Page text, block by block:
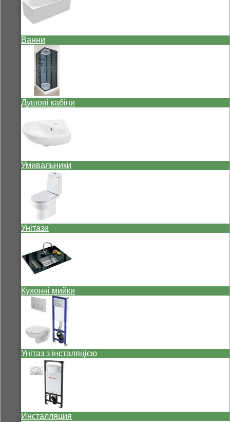
Ванни
Душові кабіни
Умивальники
Унітази
Кухонні мийки
Унітаз з інсталяцією
Инсталляция